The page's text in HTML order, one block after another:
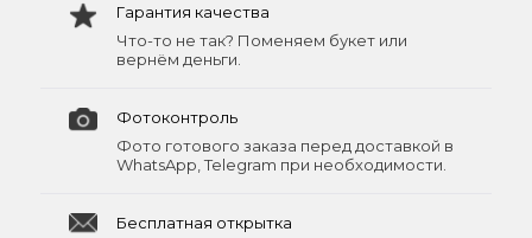
Гарантия качества
Что-то не так? Поменяем букет или
вернём деньги.
Фотоконтроль
Фото готового заказа перед доставкой в
WhatsApp, Telegram при необходимости.
Бесплатная открытка